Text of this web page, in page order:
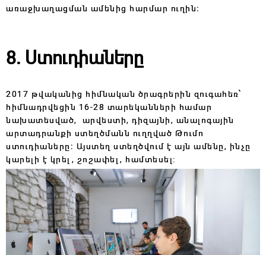
առաջխաղացման ամենից հարմար ուղին։
8. Ստուդիաները
2017 թվականից հիմնական ծրագրերին զուգահեռ՝
հիմնադրվեցին 16-28 տարեկանների համար
նախատեսված, արվեստի, դիզայնի, անալոգային
արտադրանքի ստեղծմանն ուղղված Թումո
ստուդիաները։ Այստեղ ստեղծվում է այն ամենը, ինչը
կարելի է կրել, շոշափել, համտեսել: